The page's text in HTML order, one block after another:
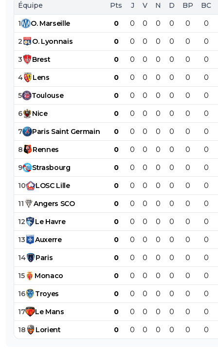
Équipe Pts J V N D BP BC
1 O. Marseille 0 0 0 0 0 0 0
2 O. Lyonnais 0 0 0 0 0 0 0
3 Brest 0 0 0 0 0 0 0
4 Lens 0 0 0 0 0 0 0
5 Toulouse 0 0 0 0 0 0 0
6 Nice 0 0 0 0 0 0 0
7 Paris Saint Germain 0 0 0 0 0 0 0
8 Rennes 0 0 0 0 0 0 0
9 Strasbourg 0 0 0 0 0 0 0
10 LOSC Lille 0 0 0 0 0 0 0
11 Angers SCO 0 0 0 0 0 0 0
12 Le Havre 0 0 0 0 0 0 0
13 Auxerre 0 0 0 0 0 0 0
14 Paris 0 0 0 0 0 0 0
15 Monaco 0 0 0 0 0 0 0
16 Troyes 0 0 0 0 0 0 0
17 Le Mans 0 0 0 0 0 0 0
18 Lorient 0 0 0 0 0 0 0